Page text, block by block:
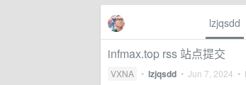
lzjqsdd
infmax.top rss 站点提交
VXNA • lzjqsdd • Jun 7, 2024 •